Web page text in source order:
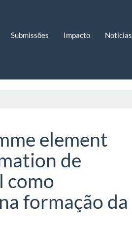
Submissões Impacto Notícias
element
de
como
formação da